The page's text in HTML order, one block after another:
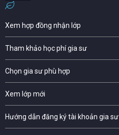
Xem hợp đồng nhận lớp
Tham khảo học phí gia sư
Chọn gia sư phù hợp
Xem lớp mới
Hướng dẫn đăng ký tài khoản gia sư